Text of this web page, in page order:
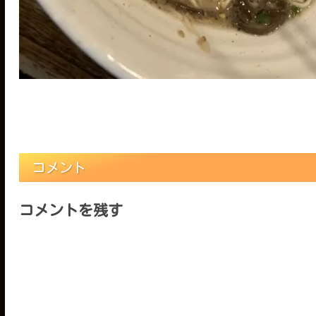
コメント
コメントを残す